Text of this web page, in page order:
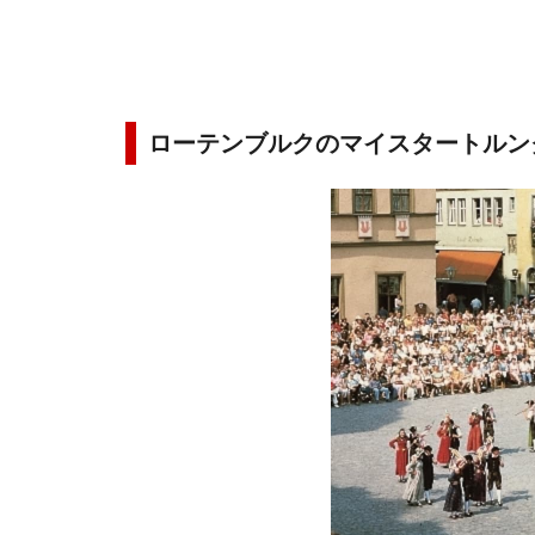
ローテンブルクのマイスタートル